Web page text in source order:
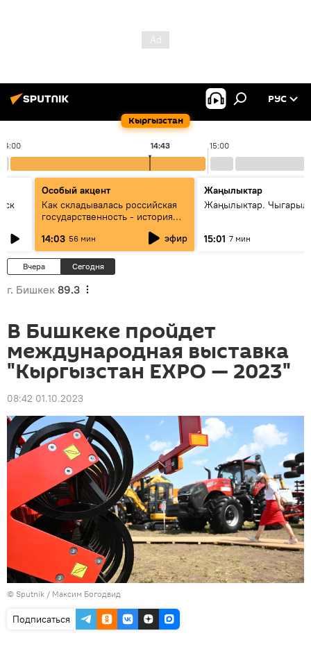
Кыргызстан
РУС
14:00 15:00
14:43
Особый акцент
Как складывалась российская
государственность - история
России и геополитика Евразии
глазами аналитиков
14:03 56 мин эфир
Жаңылыктар
Жаңылыктар.
15:01 7 мин
Вчера Сегодня
г. Бишкек 89.3
В Бишкеке пройдет
международная выставка
"Кыргызстан ЕХРО — 2023"
08:42 01.10.2023
© Sputnik / Максим Богодвид
Подписаться